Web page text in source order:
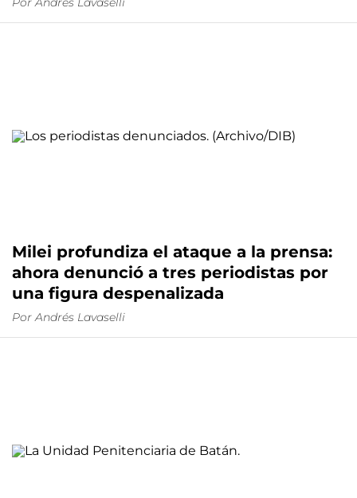
Milei profundiza el ataque a la prensa:
ahora denunció a tres periodistas por
una figura despenalizada
Por Andrés Lavaselli